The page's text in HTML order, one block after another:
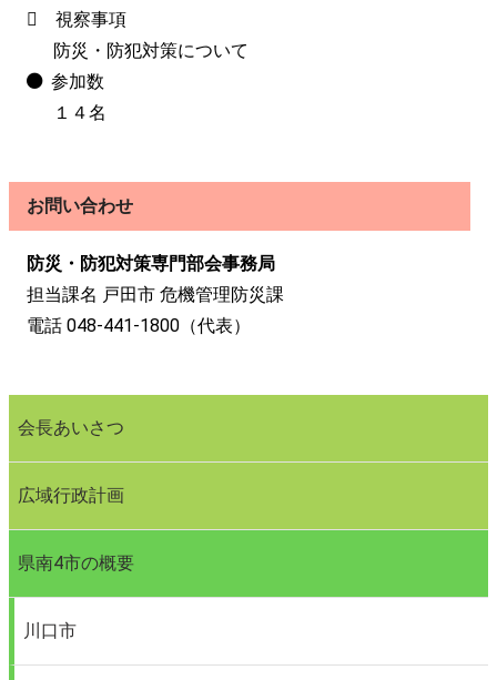
視察事項
防災・防犯対策について
参加数
１４名
お問い合わせ
防災・防犯対策専門部会事務局
担当課名 戸田市 危機管理防災課
電話 048-441-1800（代表）
会長あいさつ
広域行政計画
県南4市の概要
川口市